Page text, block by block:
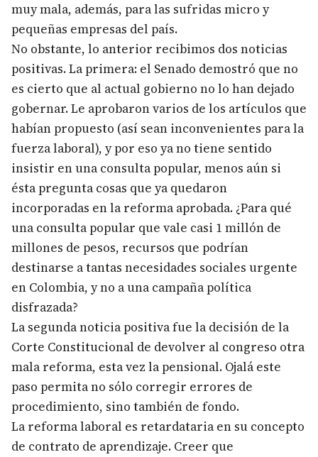
muy mala, además, para las sufridas micro y
pequeñas empresas del país.
No obstante, lo anterior recibimos dos noticias
positivas. La primera: el Senado demostró que no
es cierto que al actual gobierno no lo han dejado
gobernar. Le aprobaron varios de los artículos que
habían propuesto (así sean inconvenientes para la
fuerza laboral), y por eso ya no tiene sentido
insistir en una consulta popular, menos aún si
ésta pregunta cosas que ya quedaron
incorporadas en la reforma aprobada. ¿Para qué
una consulta popular que vale casi 1 millón de
millones de pesos, recursos que podrían
destinarse a tantas necesidades sociales urgente
en Colombia, y no a una campaña política
disfrazada?
La segunda noticia positiva fue la decisión de la
Corte Constitucional de devolver al congreso otra
mala reforma, esta vez la pensional. Ojalá este
paso permita no sólo corregir errores de
procedimiento, sino también de fondo.
La reforma laboral es retardataria en su concepto
de contrato de aprendizaje. Creer que